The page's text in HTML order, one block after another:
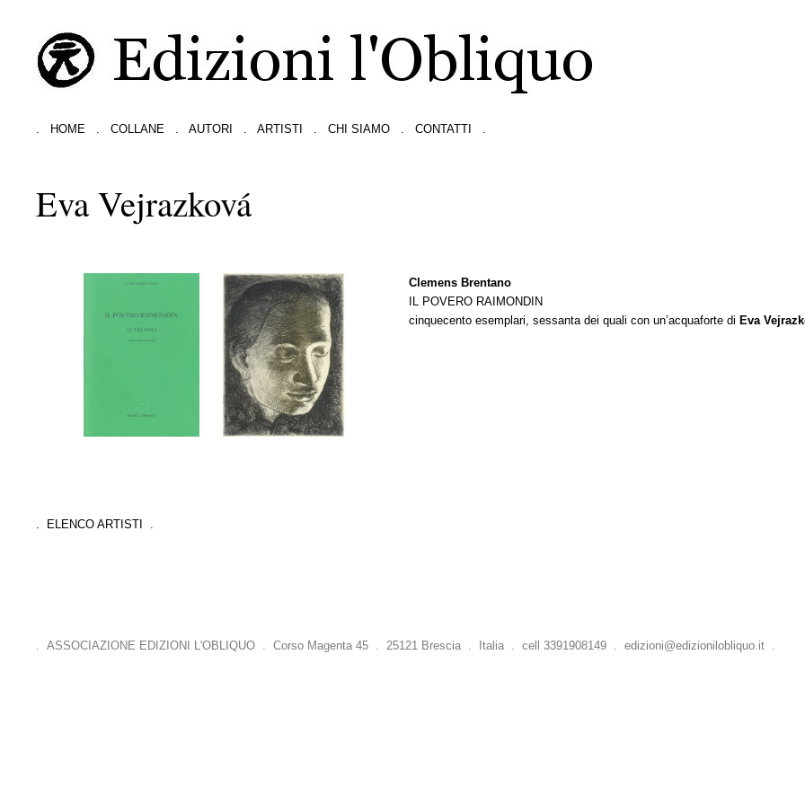
. HOME . COLLANE . AUTORI . ARTISTI . CHI SIAMO . CONTATTI .
Eva Vejrazková
Clemens Brentano
IL POVERO RAIMONDIN
cinquecento esemplari, sessanta dei quali con un’acquaforte di Eva
. ELENCO ARTISTI .
. ASSOCIAZIONE EDIZIONI L'OBLIQUO . Corso Magenta 45 . 25121 Brescia . Italia . cell 3391908149 .edizioni@edizionilobliquo.it .